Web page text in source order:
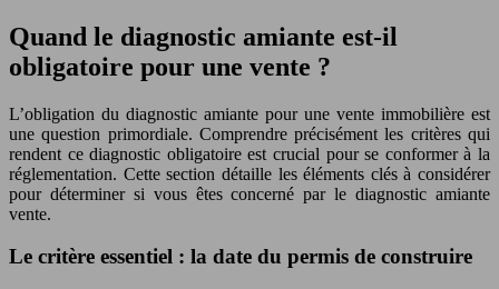
Quand le diagnostic amiante est-il
obligatoire pour une vente ?
L’obligation du diagnostic amiante pour une vente immobilière est
une question primordiale. Comprendre précisément les critères qui
rendent ce diagnostic obligatoire est crucial pour se conformer à la
réglementation. Cette section détaille les éléments clés à considérer
pour déterminer si vous êtes concerné par le diagnostic amiante
vente.
Le critère essentiel : la date du permis de construire